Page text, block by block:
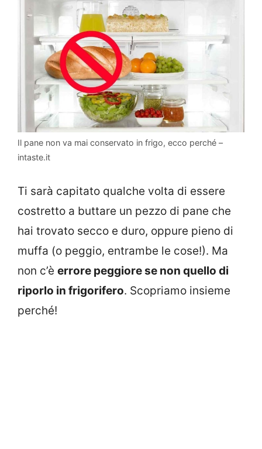
Il pane non va mai conservato in frigo, ecco perché –
intaste.it
Ti sarà capitato qualche volta di essere
costretto a buttare un pezzo di pane che
hai trovato secco e duro, oppure pieno di
muffa (o peggio, entrambe le cose!). Ma
non c’è errore peggiore se non quello di
riporlo in frigorifero. Scopriamo insieme
perché!